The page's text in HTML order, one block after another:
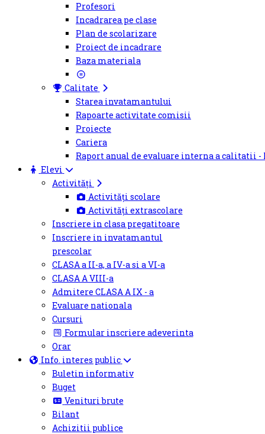
Profesori
Incadrarea pe clase
Plan de scolarizare
Proiect de incadrare
Baza materiala
Calitate
Starea invatamantului
Rapoarte activitate comisii
Proiecte
Cariera
Raport anual de evaluare interna a calitatii -
Elevi
Activități
Activități scolare
Activități extrascolare
Inscriere in clasa pregatitoare
Inscriere in invatamantul
prescolar
CLASA a II-a, a IV-a si a VI-a
CLASA A VIII-a
Admitere CLASA A IX - a
Evaluare nationala
Cursuri
Formular inscriere adeverinta
Orar
Info. interes public
Buletin informativ
Buget
Venituri brute
Bilant
Achizitii publice